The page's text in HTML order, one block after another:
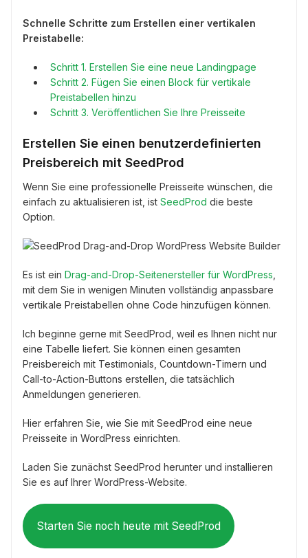
Schnelle Schritte zum Erstellen einer vertikalen
Preistabelle:
Schritt 1. Erstellen Sie eine neue Landingpage
Schritt 2. Fügen Sie einen Block für vertikale
Preistabellen hinzu
Schritt 3. Veröffentlichen Sie Ihre Preisseite
Erstellen Sie einen benutzerdefinierten
Preisbereich mit SeedProd
Wenn Sie eine professionelle Preisseite wünschen, die
einfach zu aktualisieren ist, ist SeedProd die beste
Option.
Es ist ein Drag-and-Drop-Seitenersteller für WordPress
mit dem Sie in wenigen Minuten vollständig anpassbare
vertikale Preistabellen ohne Code hinzufügen können.
Ich beginne gerne mit SeedProd, weil es Ihnen nicht nur
eine Tabelle liefert. Sie können einen gesamten
Preisbereich mit Testimonials, Countdown-Timern und
Call-to-Action-Buttons erstellen, die tatsächlich
Anmeldungen generieren.
Hier erfahren Sie, wie Sie mit SeedProd eine neue
Preisseite in WordPress einrichten.
Laden Sie zunächst SeedProd herunter und installieren
Sie es auf Ihrer WordPress-Website.
Starten Sie noch heute mit SeedProd